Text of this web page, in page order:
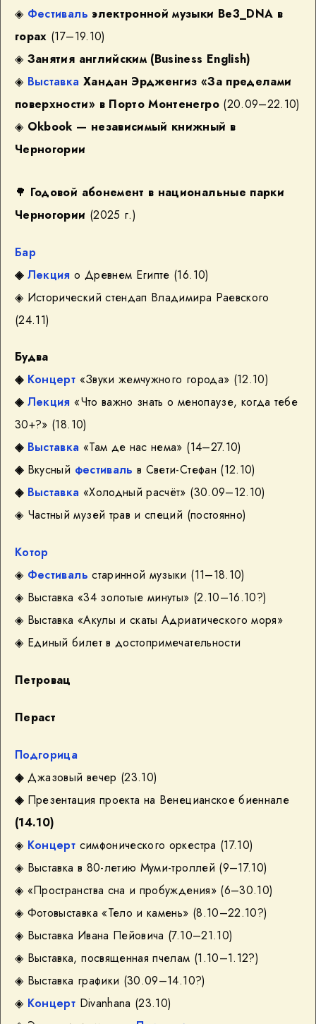
◈ Фестиваль электронной музыки Be3_DNA в
горах (17–19.10)
◈ Занятия английским (Business English)
◈ Выставка Хандан Эрдженгиз «За пределами
поверхности» в Порто Монтенегро(20.09–22.10)
◈ Okbook — независимый книжный в
Черногории
🌳 Годовой абонемент в национальные парки
Черногории (2025 г.)
Бар
◈ Лекция о Древнем Египте (16.10)
◈ Исторический стендап Владимира Раевского
(24.11)
Будва
◈ Концерт «Звуки жемчужного города» (12.10)
◈ Лекция «Что важно знать о менопаузе, когда тебе
30+?» (18.10)
◈ Выставка «Там де нас нема» (14–27.10)
◈ Вкусный фестиваль в Свети-Стефан (12.10)
◈ Выставка «Холодный расчёт» (30.09–12.10)
◈ Частный музей трав и специй (постоянно)
Котор
◈ Фестиваль старинной музыки (11–18.10)
◈ Выставка «34 золотые минуты» (2.10–16.10?)
◈ Выставка «Акулы и скаты Адриатического моря»
◈ Единый билет в достопримечательности
Петровац
Пераст
Подгорица
◈ Джазовый вечер (23.10)
◈ Презентация проекта на Венецианское биеннале
(14.10)
◈ Концерт симфонического оркестра (17.10)
◈ Выставка в 80-летию Муми-троллей (9–17.10)
◈ «Пространства сна и пробуждения» (6–30.10)
◈ Фотовыставка «Тело и камень» (8.10–22.10?)
◈ Выставка Ивана Пейовича (7.10–21.10)
◈ Выставка, посвященная пчелам (1.10–1.12?)
◈ Выставка графики (30.09–14.10?)
◈ Концерт Divanhana (23.10)